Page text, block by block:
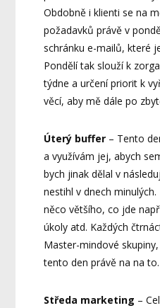
Obdobně i klienti se na
požadavků právě v
schránku e-mailů, které
Pondělí tak slouží k
týdne a určení priorit k
věcí, aby mě dále po
Úterý buffer – Tento
a využívám jej, abych
bych jinak dělal v
nestihl v dnech
něco většího, co jde
úkoly atd. Každých
Master-mindové
tento den právě na na to.
Středa marketing –